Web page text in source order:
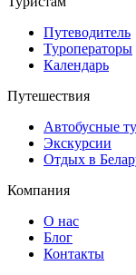
Путеводитель
Туроператоры
Календарь
Путешествия
Автобусные
Экскурсии
Отдых в
Компания
О нас
Блог
Контакты